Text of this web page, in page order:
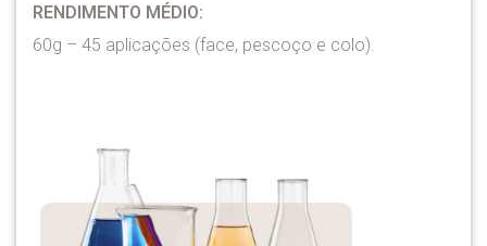
RENDIMENTO MÉDIO:
60g – 45 aplicações (face, pescoço e colo).